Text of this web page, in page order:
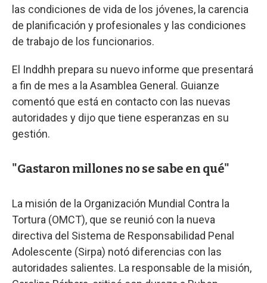
las condiciones de vida de los jóvenes, la carencia
de planificación y profesionales y las condiciones
de trabajo de los funcionarios.
El Inddhh prepara su nuevo informe que presentará
a fin de mes a la Asamblea General. Guianze
comentó que está en contacto con las nuevas
autoridades y dijo que tiene esperanzas en su
gestión.
"Gastaron millones no se sabe en qué"
La misión de la Organización Mundial Contra la
Tortura (OMCT), que se reunió con la nueva
directiva del Sistema de Responsabilidad Penal
Adolescente (Sirpa) notó diferencias con las
autoridades salientes. La responsable de la misión,